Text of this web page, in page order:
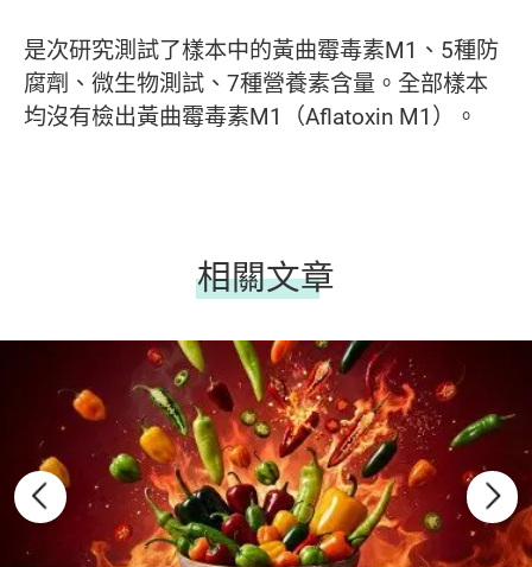
是次研究測試了樣本中的黃曲霉毒素M1、5種防
腐劑、微生物測試、7種營養素含量。全部樣本
均沒有檢出黃曲霉毒素M1（Aflatoxin M1）。
相關文章